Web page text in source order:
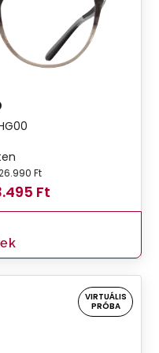
Ft
Ft
VIRTUÁLIS
PRÓBA